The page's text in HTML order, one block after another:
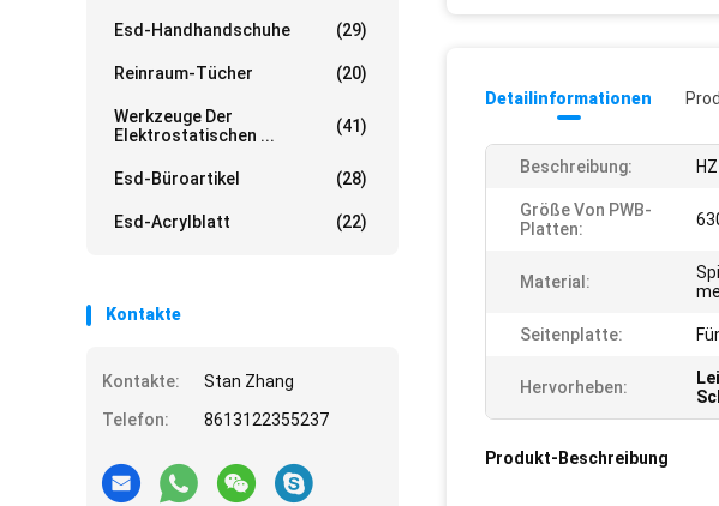
Esd-Handhandschuhe (29)
Reinraum-Tücher (20)
Werkzeuge Der
Elektrostatischen ...
(41)
Esd-Büroartikel (28)
Esd-Acrylblatt (22)
Kontakte
Kontakte:
Stan Zhang
Telefon:
8613122355237
Detailinformationen
Beschreibung:
Größe Von PWB-
Platten:
Material:
Seitenplatte:
Hervorheben:
Produkt-Beschreibung